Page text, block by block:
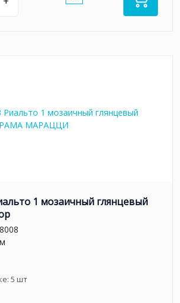
1 мозаичный глянцевый
5 шт